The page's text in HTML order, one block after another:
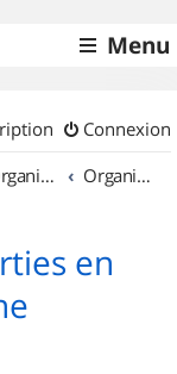
Menu
Connexion
Organisation de sorties & Recherche de partenaires Organisation de sorties en région Lorraine
en